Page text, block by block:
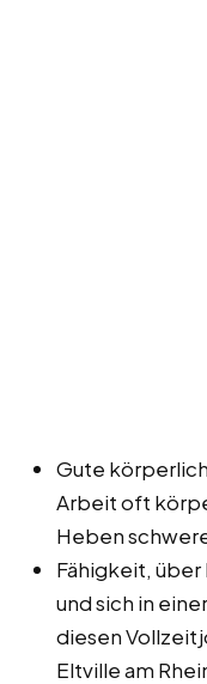
Gute
Arbeit oft
Heben
Fähigkeit,
und sich in
diesen
Eltville am